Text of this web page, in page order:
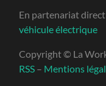
En partenariat
véhicule électrique
Copyright © La
RSS – Mentions